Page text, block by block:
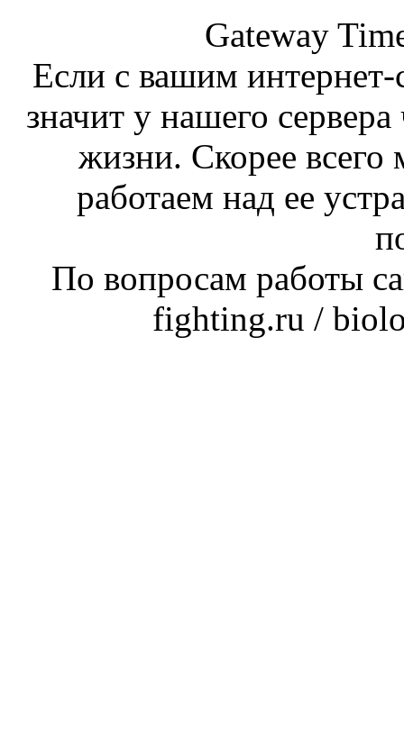
Gateway
Если с вашим интернет-
значит у нашего
жизни. Скорее
работаем над ее
По вопросам работы
fighting.ru /